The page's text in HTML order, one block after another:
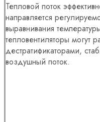
Тепловой поток
направляется
выравнивания
тепловентиляторы могут
дестратификаторами,
воздушный поток.